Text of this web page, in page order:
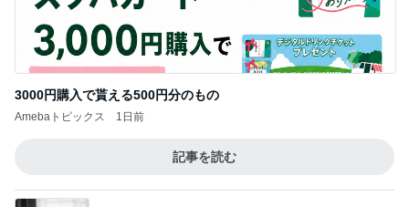
3000円購入で貰える500円分のもの
Amebaトピックス 1日前
記事を読む